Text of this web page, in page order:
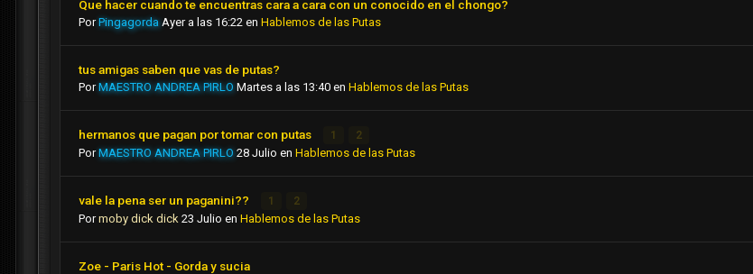
Que hacer cuando te encuentras cara a cara con un conocido en el chongo?
PorPingagorda Ayer a las 16:22 en Hablemos de las Putas
tus amigas saben que vas de putas?
PorMAESTRO ANDREA PIRLO Martes a las 13:40 en Hablemos de las Putas
hermanos que pagan por tomar con putas 1 2
PorMAESTRO ANDREA PIRLO 28 Julio en Hablemos de las Putas
vale la pena ser un paganini?? 1 2
Pormoby dick dick 23 Julio en Hablemos de las Putas
Zoe - Paris Hot - Gorda y sucia